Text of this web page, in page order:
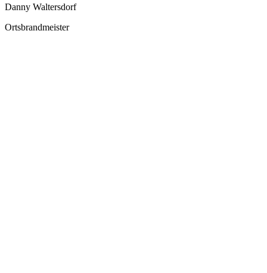
Danny Waltersdorf
Ortsbrandmeister